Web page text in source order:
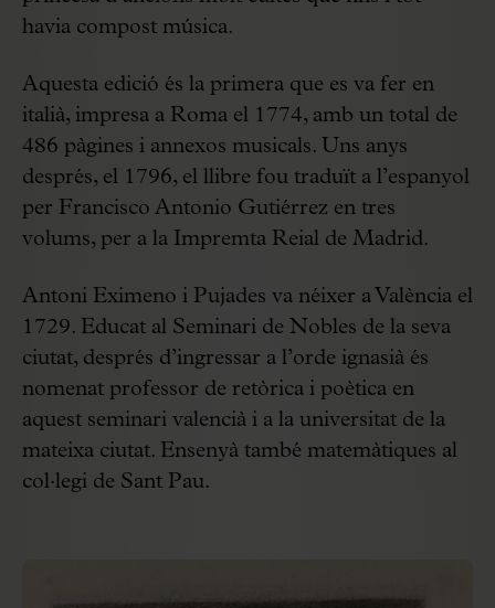
havia compost música.
Aquesta edició és la primera que es va fer en
italià, impresa a Roma el 1774, amb un total de
486 pàgines i annexos musicals. Uns anys
després, el 1796, el llibre fou traduït a l’espanyol
per Francisco Antonio Gutiérrez en tres
volums, per a la Impremta Reial de Madrid.
Antoni Eximeno i Pujades va néixer a València el
1729. Educat al Seminari de Nobles de la seva
ciutat, després d’ingressar a l’orde ignasià és
nomenat professor de retòrica i poètica en
aquest seminari valencià i a la universitat de la
mateixa ciutat. Ensenyà també matemàtiques al
col·legi de Sant Pau.